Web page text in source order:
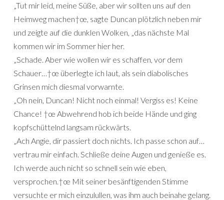
„Tut mir leid, meine Süße, aber wir sollten uns auf den
Heimweg machen†œ, sagte Duncan plötzlich neben mir
und zeigte auf die dunklen Wolken, „das nächste Mal
kommen wir im Sommer hier her.
„Schade. Aber wie wollen wir es schaffen, vor dem
Schauer…†œ überlegte ich laut, als sein diabolisches
Grinsen mich diesmal vorwarnte.
„Oh nein, Duncan! Nicht noch einmal! Vergiss es! Keine
Chance! †œ Abwehrend hob ich beide Hände und ging
kopfschüttelnd langsam rückwärts.
„Ach Angie, dir passiert doch nichts. Ich passe schon auf…
vertrau mir einfach. Schließe deine Augen und genieße es.
Ich werde auch nicht so schnell sein wie eben,
versprochen.†œ Mit seiner besänftigenden Stimme
versuchte er mich einzulullen, was ihm auch beinahe gelang.